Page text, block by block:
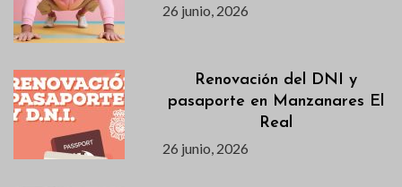
26 junio, 2026
Renovación del DNI y
pasaporte en Manzanares El
Real
26 junio, 2026